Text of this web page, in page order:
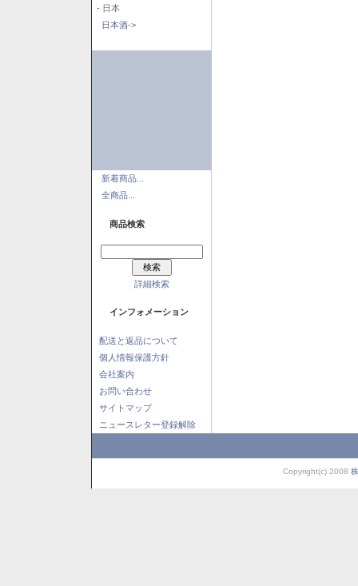
- 日本
日本酒->
新着商品...
全商品...
商品検索
詳細検索
インフォメーション
配送と返品について
個人情報保護方針
会社案内
お問い合わせ
サイトマップ
ニュースレター登録解除
Copyright(c) 2008